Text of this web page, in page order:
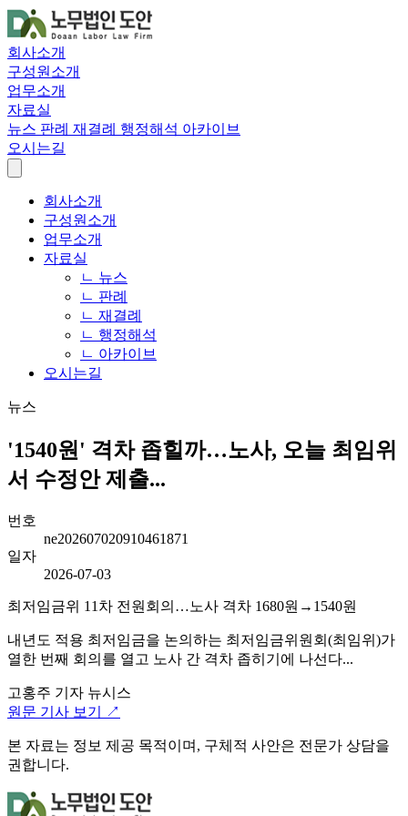
회사소개
구성원소개
업무소개
자료실
뉴스 판례 재결례 행정해석 아카이브
오시는길
회사소개
구성원소개
업무소개
자료실
ㄴ 뉴스
ㄴ 판례
ㄴ 재결례
ㄴ 행정해석
ㄴ 아카이브
오시는길
뉴스
'1540원' 격차 좁힐까…노사, 오늘 최임위
서 수정안 제출...
번호
ne202607020910461871
일자
2026-07-03
최저임금위 11차 전원회의…노사 격차 1680원→1540원
내년도 적용 최저임금을 논의하는 최저임금위원회(최임위)가
열한 번째 회의를 열고 노사 간 격차 좁히기에 나선다...
고홍주 기자 뉴시스
원문 기사 보기 ↗
본 자료는 정보 제공 목적이며, 구체적 사안은 전문가 상담을
권합니다.